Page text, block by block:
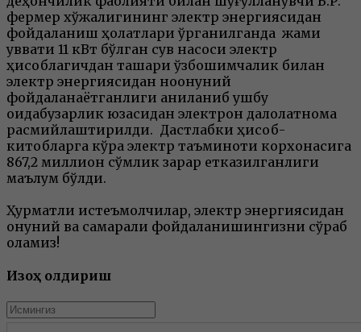
фермер хўжалигининг электр энергиясидан
фойдаланиш ҳолатлари ўрганилганда жами
қуввати 11 кВт бўлган сув насоси электр
ҳисоблагичдан ташқари ўзбошимчалик билан
электр энергиясидан ноқонуний
фойдаланаётганлиги аниқланиб ушбу
қоидабузарлик юзасидан электрон далолатнома
расмийлаштирилди. Дастлабки ҳисоб-
китобларга кўра электр таъминоти корхонасига
867,2 миллион сўмлик зарар етказилганлиги
маълум бўлди.
Ҳурматли истеъмолчилар, электр энергиясидан
қонуний ва самарали фойдаланишингизни сўраб
қоламиз!
Изоҳ қолдириш